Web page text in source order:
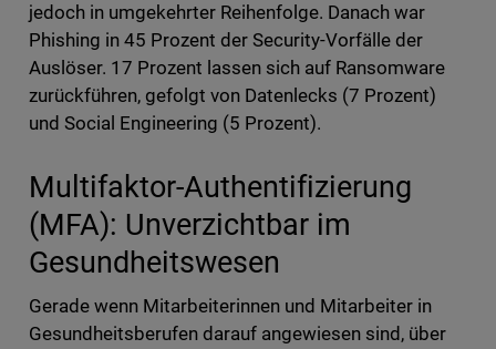
jedoch in umgekehrter Reihenfolge. Danach war
Phishing in 45 Prozent der Security-Vorfälle der
Auslöser. 17 Prozent lassen sich auf Ransomware
zurückführen, gefolgt von Datenlecks (7 Prozent)
und Social Engineering (5 Prozent).
Multifaktor-Authentifizierung
(MFA): Unverzichtbar im
Gesundheitswesen
Gerade wenn Mitarbeiterinnen und Mitarbeiter in
Gesundheitsberufen darauf angewiesen sind, über